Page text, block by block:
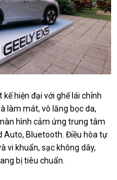
hiện đại với ghế lái chỉnh
làm mát, vô lăng bọc da,
hình cảm ứng trung tâm
Auto, Bluetooth. Điều hòa tự
vi khuẩn, sạc không dây,
bị tiêu chuẩn.